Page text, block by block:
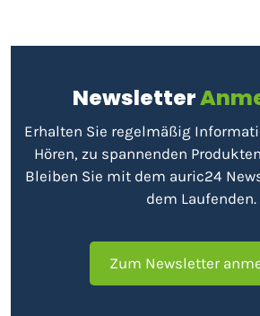
Newsletter
Erhalten Sie regelmäßig
Hören, zu spannenden
Bleiben Sie mit dem auric24
dem Laufenden.
Zum Newsletter